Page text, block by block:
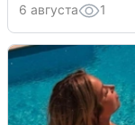
6 августа 1